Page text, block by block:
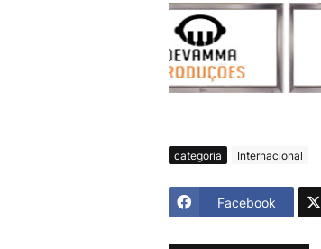
categoria Internacional
Facebook